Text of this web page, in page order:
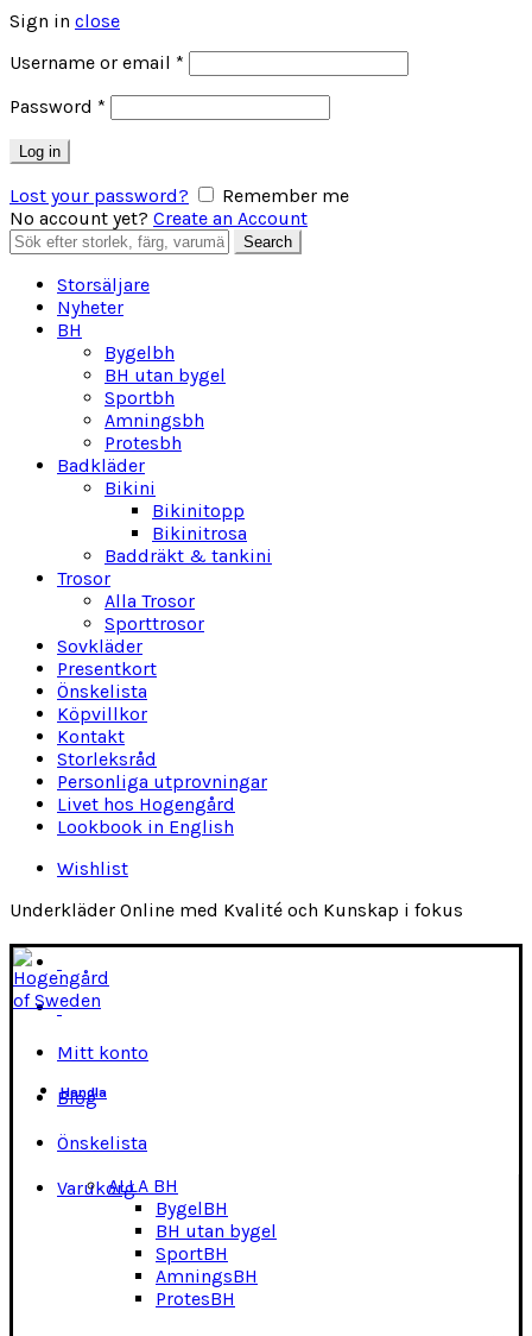
Sign in close
Username or email *
Password *
Log in
Lost your password?
Remember me
No account yet? Create an Account
Search
for:
Search
Storsäljare
Nyheter
BH
Bygelbh
BH utan bygel
Sportbh
Amningsbh
Protesbh
Badkläder
Bikini
Bikinitopp
Bikinitrosa
Baddräkt & tankini
Trosor
Alla Trosor
Sporttrosor
Sovkläder
Presentkort
Önskelista
Köpvillkor
Kontakt
Storleksråd
Personliga utprovningar
Livet hos Hogengård
Lookbook in English
Wishlist
Underkläder Online med Kvalité och Kunskap i fokus
Mitt konto
Blog
Önskelista
Varukorg
Handla
ALLA BH
BygelBH
BH utan bygel
SportBH
AmningsBH
ProtesBH